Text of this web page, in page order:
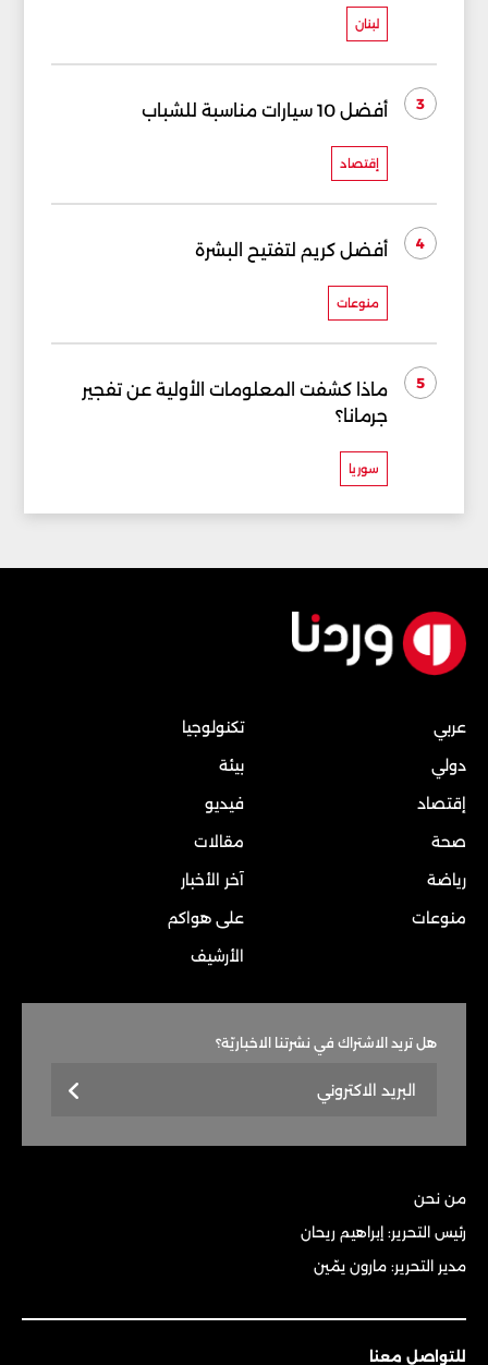
لبنان
3 أفضل 10 سيارات مناسبة للشباب
إقتصاد
4 أفضل كريم لتفتيح البشرة
منوعات
5
ماذا كشفت المعلومات الأولية عن تفجير
جرمانا؟
سوريا
عربي
دولي
إقتصاد
صحة
رياضة
منوعات
تكنولوجيا
بيئة
فيديو
مقالات
آخر الأخبار
على هواكم
الأرشيف
هل تريد الاشتراك في نشرتنا الاخباريّة؟
من نحن
رئيس التحرير: إبراهيم ريحان
مدير التحرير: مارون يمّين
للتواصل معنا